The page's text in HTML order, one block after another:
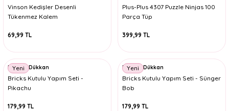
Vinson Kedişler Desenli
Tükenmez Kalem
69,99 TL
Plus-Plus 4307 Puzzle Ninjas 100
Parça Tüp
399,99 TL
Yeni
Minnoş Dükkan
Bricks Kutulu Yapım Seti -
Pikachu
179,99 TL
Yeni
Minnoş Dükkan
Bricks Kutulu Yapım Seti - Sünger
Bob
179,99 TL